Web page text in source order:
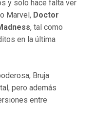
y solo hace falta ver
Marvel, Doctor
, tal como
en la última
Bruja
pero además
entre